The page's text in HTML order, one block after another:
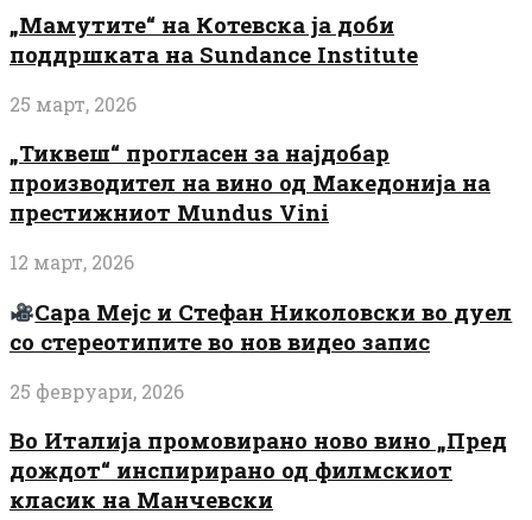
„Мамутите“ на Котевска ја доби
поддршката на Sundance Institute
25 март, 2026
„Тиквеш“ прогласен за најдобар
производител на вино од Македонија на
престижниот Mundus Vini
12 март, 2026
Сара Мејс и Стефан Николовски во дуел
со стереотипите во нов видео запис
25 февруари, 2026
Во Италија промовирано ново вино „Пред
дождот“ инспирирано од филмскиот
класик на Манчевски